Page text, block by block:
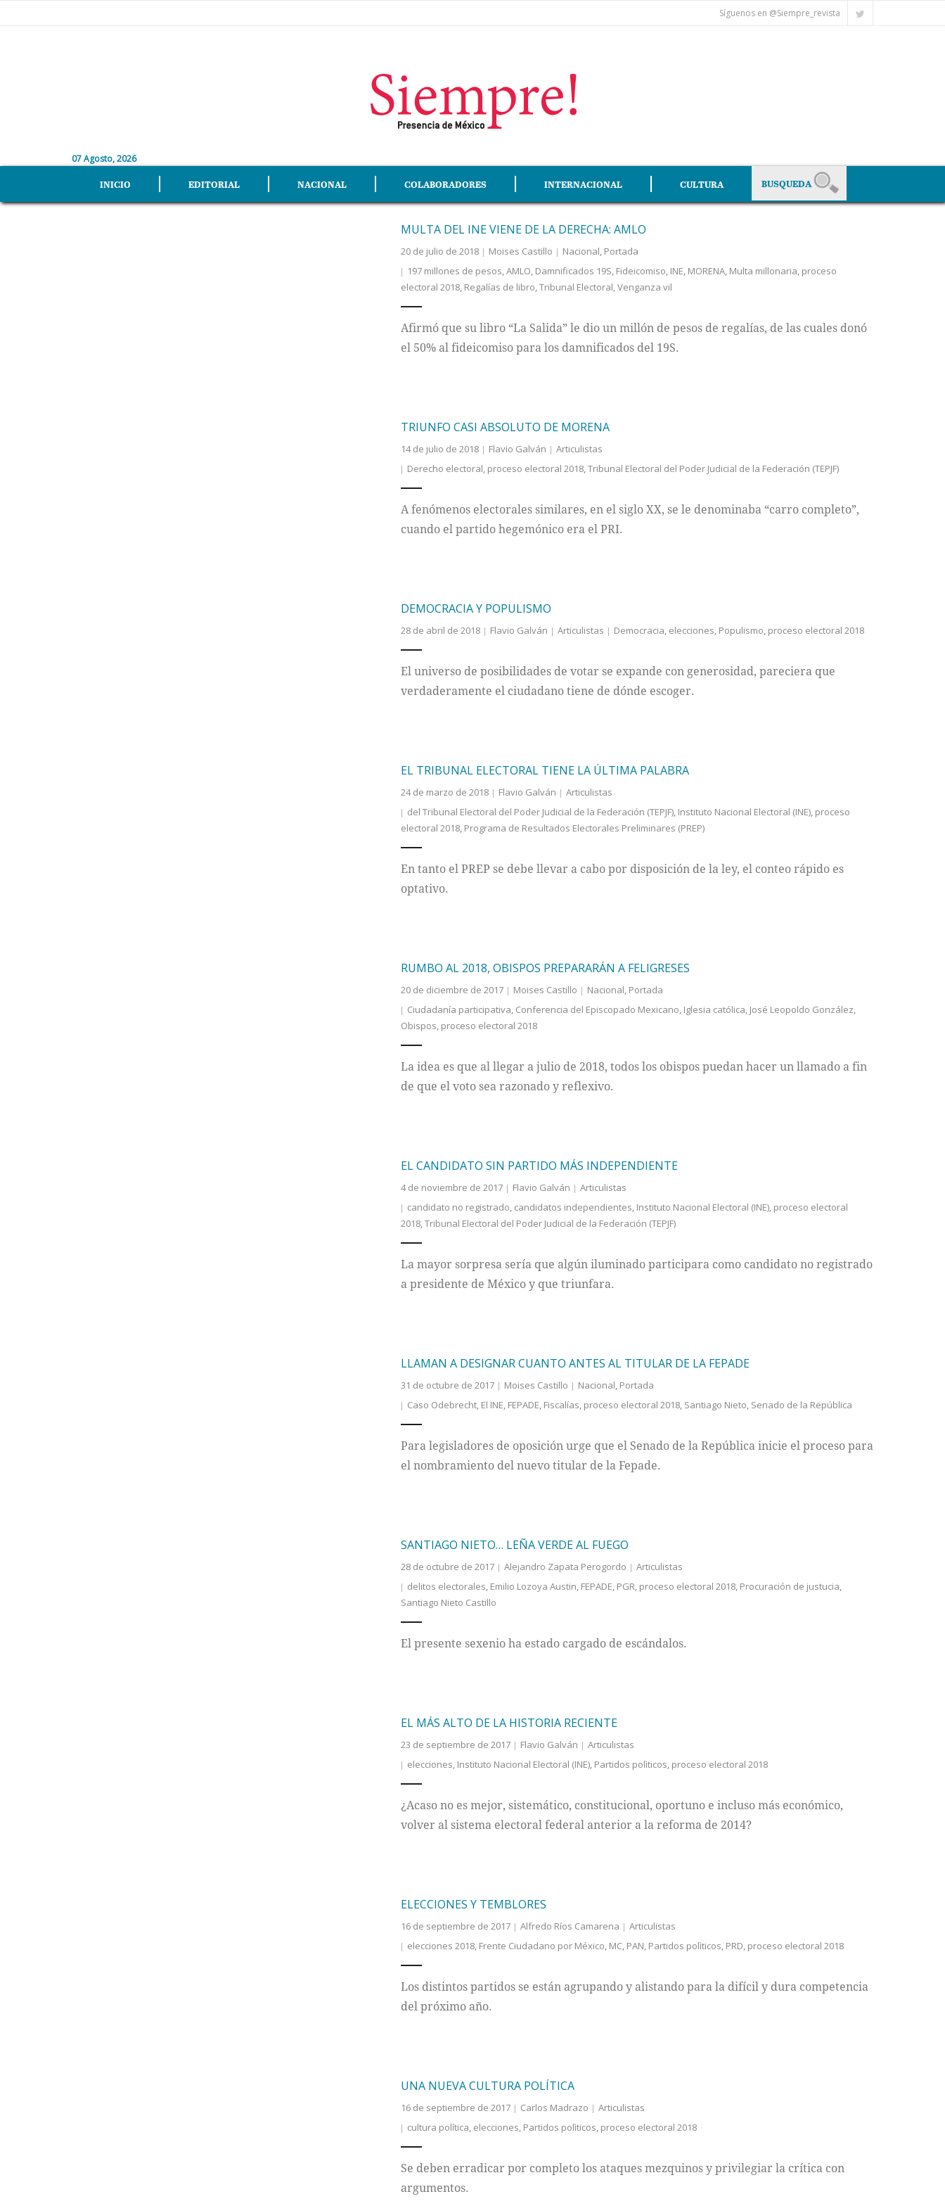
Síguenos en @Siempre_revista
07 Agosto, 2026
INICIO EDITORIAL NACIONAL COLABORADORES INTERNACIONAL CULTURA
MULTA DEL INE VIENE DE LA DERECHA: AMLO
20 de julio de 2018 Moises Castillo Nacional, Portada
197 millones de pesos,AMLO, Damnificados 19S, Fideicomiso, INE, MORENA, Multa millonaria, proceso
electoral 2018, Regalías de libro,Tribunal Electoral,Venganza vil
Afirmó que su libro “La Salida” le dio un millón de pesos de regalías, de las cuales donó
el 50% al fideicomiso para los damnificados del 19S.
TRIUNFO CASI ABSOLUTO DE MORENA
14 de julio de 2018 Flavio Galván
Articulistas
Derecho electoral, proceso electoral 2018,Tribunal Electoral del Poder Judicial de la Federación (TEPJF)
A fenómenos electorales similares, en el siglo XX, se le denominaba “carro completo”,
cuando el partido hegemónico era el PRI.
DEMOCRACIA Y POPULISMO
28 de abril de 2018 Flavio Galván Articulistas Democracia, elecciones, Populismo, proceso electoral 2018
El universo de posibilidades de votar se expande con generosidad, pareciera que
verdaderamente el ciudadano tiene de dónde escoger.
EL TRIBUNAL ELECTORAL TIENE LA ÚLTIMA PALABRA
24 de marzo de 2018 Flavio Galván
Articulistas
del Tribunal Electoral del Poder Judicial de la Federación (TEPJF), Instituto Nacional Electoral (INE), proceso
electoral 2018, Programa de Resultados Electorales Preliminares (PREP)
En tanto el PREP se debe llevar a cabo por disposición de la ley, el conteo rápido es
optativo.
RUMBO AL 2018, OBISPOS PREPARARÁN A FELIGRESES
20 de diciembre de 2017 Moises Castillo Nacional, Portada
Ciudadanía participativa, Conferencia del Episcopado Mexicano, Iglesia católica, José Leopoldo González,
Obispos, proceso electoral 2018
La idea es que al llegar a julio de 2018, todos los obispos puedan hacer un llamado a fin
de que el voto sea razonado y reflexivo.
EL CANDIDATO SIN PARTIDO MÁS INDEPENDIENTE
4 de noviembre de 2017 Flavio Galván
Articulistas
candidato no registrado, candidatos independientes, Instituto Nacional Electoral (INE), proceso electoral
2018,Tribunal Electoral del Poder Judicial de la Federación (TEPJF)
La mayor sorpresa sería que algún iluminado participara como candidato no registrado
a presidente de México y que triunfara.
LLAMAN A DESIGNAR CUANTO ANTES AL TITULAR DE LA FEPADE
31 de octubre de 2017 Moises Castillo Nacional, Portada
Caso Odebrecht, El INE, FEPADE, Fiscalías, proceso electoral 2018, Santiago Nieto, Senado de la República
Para legisladores de oposición urge que el Senado de la República inicie el proceso para
el nombramiento del nuevo titular de la Fepade.
SANTIAGO NIETO… LEÑA VERDE AL FUEGO
28 de octubre de 2017 Alejandro Zapata Perogordo
Articulistas
delitos electorales, Emilio Lozoya Austin, FEPADE, PGR, proceso electoral 2018, Procuración de justucia,
Santiago Nieto Castillo
El presente sexenio ha estado cargado de escándalos.
EL MÁS ALTO DE LA HISTORIA RECIENTE
23 de septiembre de 2017 Flavio Galván
Articulistas
elecciones, Instituto Nacional Electoral (INE), Partidos polìticos, proceso electoral 2018
¿Acaso no es mejor, sistemático, constitucional, oportuno e incluso más económico,
volver al sistema electoral federal anterior a la reforma de 2014?
ELECCIONES Y TEMBLORES
16 de septiembre de 2017 Alfredo Ríos Camarena
Articulistas
elecciones 2018, Frente Ciudadano por México, MC, PAN, Partidos polìticos, PRD, proceso electoral 2018
Los distintos partidos se están agrupando y alistando para la difícil y dura competencia
del próximo año.
UNA NUEVA CULTURA POLÍTICA
16 de septiembre de 2017 Carlos Madrazo
Articulistas
cultura política, elecciones, Partidos polìticos, proceso electoral 2018
Se deben erradicar por completo los ataques mezquinos y privilegiar la crítica con
argumentos.